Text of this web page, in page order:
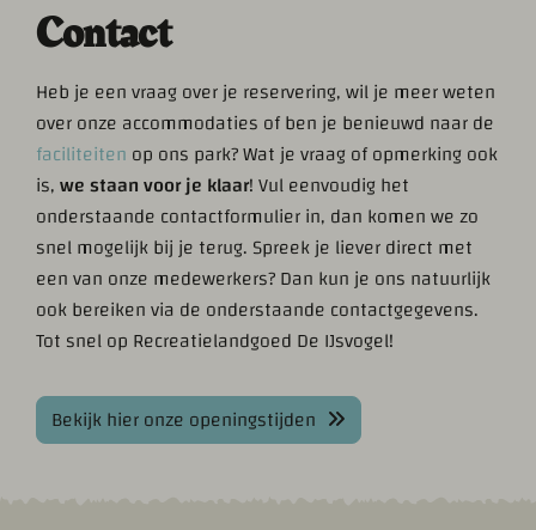
Contact
Heb je een vraag over je reservering, wil je meer weten
over onze accommodaties of ben je benieuwd naar de
faciliteiten op ons park? Wat je vraag of opmerking ook
is,we staan voor je klaar! Vul eenvoudig het
onderstaande contactformulier in, dan komen we zo
snel mogelijk bij je terug. Spreek je liever direct met
een van onze medewerkers? Dan kun je ons natuurlijk
ook bereiken via de onderstaande contactgegevens.
Tot snel op Recreatielandgoed De IJsvogel!
Bekijk hier onze openingstijden